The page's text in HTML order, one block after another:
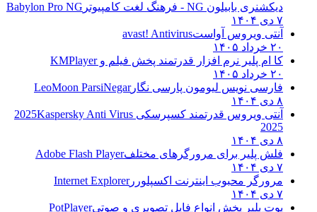
دیکشنری بابیلون NG - فرهنگ لغت کامپیوتر
Babylon Pro NG
۷ دی ۱۴۰۴
آنتی ویروس آواستavast! Antivirus
۲۰ خرداد ۱۴۰۵
کا ام پلیر نرم افزار قدرتمند پخش فیلم وKMPlayer
۲۰ خرداد ۱۴۰۵
فارسی نویس لیومون پارسی نگارLeoMoon ParsiNegar
۸ دی ۱۴۰۴
آنتی ویروس قدرتمند کسپرسکی 2025 Kaspersky Anti Virus
2025
۸ دی ۱۴۰۴
فلش پلیر برای مرورگرهای مختلفAdobe Flash Player
۷ دی ۱۴۰۴
مرورگر محبوب اینترنت اکسپلوررInternet Explorer
۷ دی ۱۴۰۴
پوت پلیر پخش انواع فایل تصویری و صوتیPotPlayer